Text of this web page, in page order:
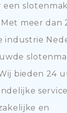
een
meer dan
industrie
bieden 24
en